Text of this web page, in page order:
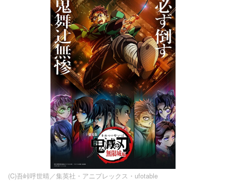
(C)吾峠呼世晴／集英社・アニプレックス・ufotable